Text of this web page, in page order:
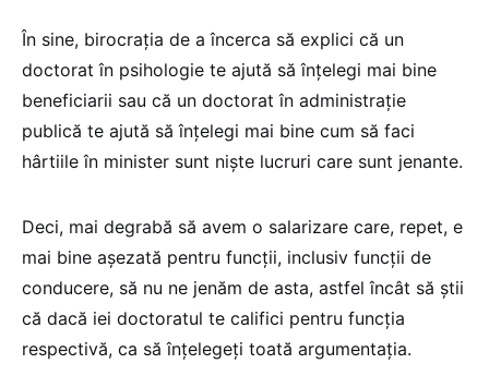
În sine, birocrația de a încerca să explici că un
doctorat în psihologie te ajută să înțelegi mai bine
beneficiarii sau că un doctorat în administrație
publică te ajută să înțelegi mai bine cum să faci
hârtiile în minister sunt niște lucruri care sunt jenante.
Deci, mai degrabă să avem o salarizare care, repet, e
mai bine așezată pentru funcții, inclusiv funcții de
conducere, să nu ne jenăm de asta, astfel încât să știi
că dacă iei doctoratul te califici pentru funcția
respectivă, ca să înțelegeți toată argumentația.